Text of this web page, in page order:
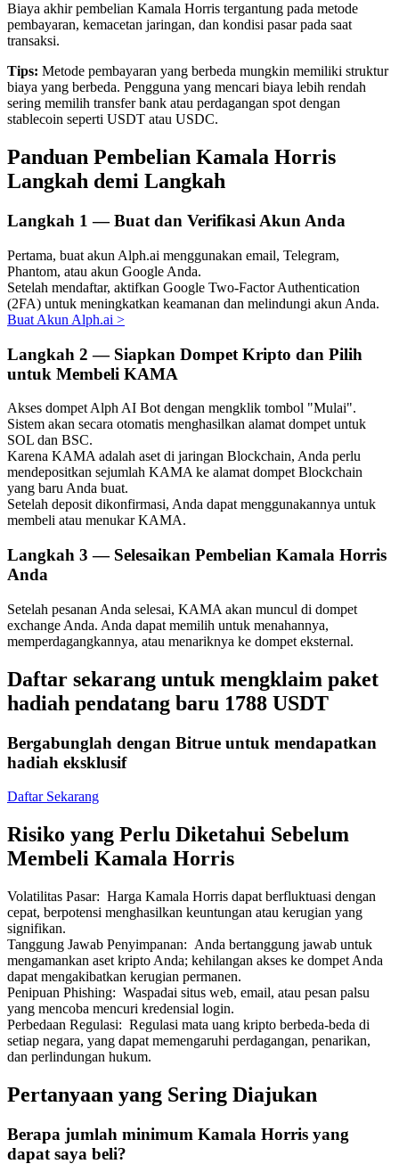
Investasi Otomatis
Raih keuntungan jangka panjang dan kepentingan fleksibel
Pelajari tentang mendapatkan penghasilan pasif
Bitrue
AI
Mitra Bitrue
Referensi
Undang teman untuk mendapatkan imbalan tunai
BTC Welcome Rewards
Biaya akhir pembelian Kamala Horris tergantung pada metode
pembayaran, kemacetan jaringan, dan kondisi pasar pada saat
transaksi.
Tips: Metode pembayaran yang berbeda mungkin memiliki struktur
biaya yang berbeda. Pengguna yang mencari biaya lebih rendah
sering memilih transfer bank atau perdagangan spot dengan
stablecoin seperti USDT atau USDC.
Panduan Pembelian Kamala Horris
Langkah demi Langkah
Langkah 1 —Buat dan Verifikasi Akun Anda
Pertama, buat akun Alph.ai menggunakan email, Telegram,
Phantom, atau akun Google Anda.
Setelah mendaftar, aktifkan Google Two-Factor Authentication
(2FA) untuk meningkatkan keamanan dan melindungi akun Anda.
Buat Akun Alph.ai >
Langkah 2 — Siapkan Dompet Kripto dan Pilih
untuk Membeli KAMA
Akses dompet Alph AI Bot dengan mengklik tombol "Mulai".
Sistem akan secara otomatis menghasilkan alamat dompet untuk
SOL dan BSC.
Karena KAMA adalah aset di jaringan Blockchain, Anda perlu
mendepositkan sejumlah KAMA ke alamat dompet Blockchain
yang baru Anda buat.
Setelah deposit dikonfirmasi, Anda dapat menggunakannya untuk
membeli atau menukar KAMA.
Langkah 3 — Selesaikan Pembelian Kamala Horris
Anda
Setelah pesanan Anda selesai, KAMA akan muncul di dompet
exchange Anda. Anda dapat memilih untuk menahannya,
memperdagangkannya, atau menariknya ke dompet eksternal.
Daftar sekarang untuk mengklaim paket
hadiah pendatang baru 1788 USDT
Bergabunglah dengan Bitrue untuk mendapatkan
hadiah eksklusif
Daftar Sekarang
Risiko yang Perlu Diketahui Sebelum
Membeli Kamala Horris
Volatilitas Pasar: Harga Kamala Horris dapat berfluktuasi dengan
cepat, berpotensi menghasilkan keuntungan atau kerugian yang
signifikan.
Tanggung Jawab Penyimpanan: Anda bertanggung jawab untuk
mengamankan aset kripto Anda; kehilangan akses ke dompet Anda
dapat mengakibatkan kerugian permanen.
Penipuan Phishing: Waspadai situs web, email, atau pesan palsu
yang mencoba mencuri kredensial login.
Perbedaan Regulasi: Regulasi mata uang kripto berbeda-beda di
setiap negara, yang dapat memengaruhi perdagangan, penarikan,
dan perlindungan hukum.
Pertanyaan yang Sering Diajukan
Berapa jumlah minimum Kamala Horris yang
dapat saya beli?